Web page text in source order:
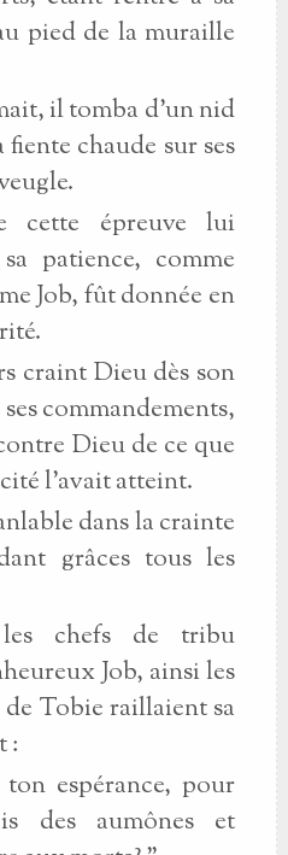
pied de la muraille
il tomba d'un nid
chaude sur ses
cette épreuve lui
patience, comme
Job, fût donnée en
craint Dieu dès son
commandements,
Dieu de ce que
l'avait atteint.
dans la crainte
grâces tous les
chefs de tribu
Job, ainsi les
de Tobie raillaient sa
:
espérance, pour
des aumônes et